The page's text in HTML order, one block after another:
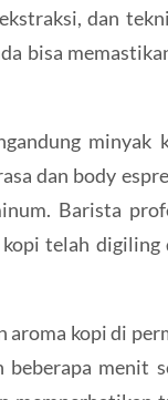
dan
bisa
minyak
dan body
Barista
telah digiling
kopi di
menit